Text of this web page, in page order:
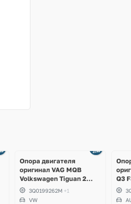
Опора двигателя
оригинал VAG MQB
Volkswagen Tiguan 2
Allspace
3Q0199262M +1
VW
Q3